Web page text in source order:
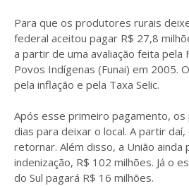
Para que os produtores rurais
federal aceitou pagar R$ 27,8
a partir de uma avaliação feita pela
Povos Indígenas (Funai) em 2005.
pela inflação e pela Taxa Selic.
Após esse primeiro pagamento,
dias para deixar o local. A partir
retornar. Além disso, a União ainda
indenização, R$ 102 milhões. Já o
do Sul pagará R$ 16 milhões.